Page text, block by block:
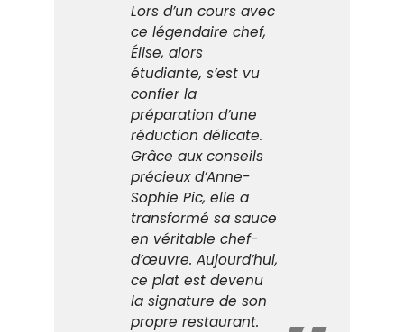
Lors d’un cours avec
ce légendaire chef,
Élise, alors
étudiante, s’est vu
confier la
préparation d’une
réduction délicate.
Grâce aux conseils
précieux d’Anne-
Sophie Pic, elle a
transformé sa sauce
en véritable chef-
d’œuvre. Aujourd’hui,
ce plat est devenu
la signature de son
propre restaurant.